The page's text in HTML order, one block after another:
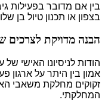
בין אם מדובר בפעילות
בצפון או תכנון טיול בן
הבנה מדויקת לצרכים
הודות לניסיונו האישי
אמון בין היתר על ארגון
זקוקים מחלקת משאבי
המחלקתי.